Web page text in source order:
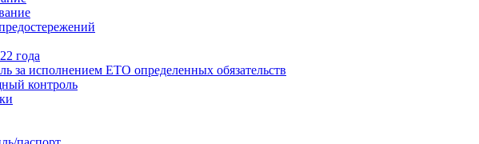
года
за исполнением ЕТО определенных обязательств
контроль